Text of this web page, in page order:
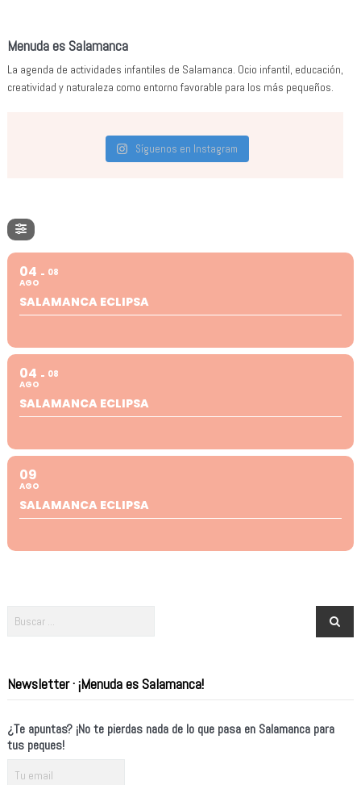
Menuda es Salamanca
La agenda de actividades infantiles de Salamanca. Ocio infantil, educación,
creatividad y naturaleza como entorno favorable para los más pequeños.
Síguenos en Instagram
04
AGO
08
SALAMANCA ECLIPSA
04
AGO
08
SALAMANCA ECLIPSA
09
AGO
SALAMANCA ECLIPSA
Newsletter · ¡Menuda es Salamanca!
¿Te apuntas? ¡No te pierdas nada de lo que pasa en Salamanca para
tus peques!